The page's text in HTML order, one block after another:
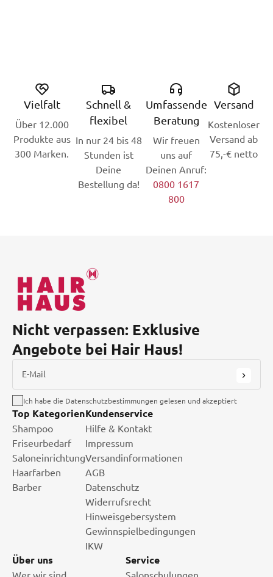
Vielfalt
Über 12.000
Produkte aus
300 Marken.
Schnell &
flexibel
In nur 24 bis 48
Stunden ist
Deine
Bestellung da!
Umfassende
Beratung
Wir freuen
uns auf
Deinen Anruf:
0800 1617
800
Versand
Kostenloser
Versand ab
75,-€ netto
Nicht verpassen: Exklusive
Angebote bei Hair Haus!
E-Mail
Ich habe die Datenschutzbestimmungen gelesen und akzeptiert
Top Kategorien
Shampoo
Friseurbedarf
Saloneinrichtung
Haarfarben
Barber
Kundenservice
Hilfe & Kontakt
Impressum
Versandinformationen
AGB
Datenschutz
Widerrufsrecht
Hinweisgebersystem
Gewinnspielbedingungen
IKW
Über uns Service